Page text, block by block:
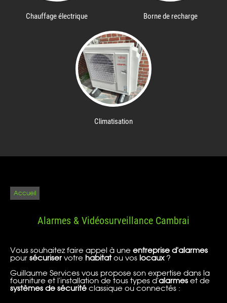
Chauffage électrique Borne de recharge
Climatisation
Accueil
Alarmes & Vidéosurveillance Cambrai
Vous souhaitez faire appel à une entreprise d'alarmes
pour sécuriser votre habitatou vos locaux?
Guillaume Services vous propose son expertise dans la
fourniture et l'installation de tous types d'alarmes et de
systèmes de sécurité classique ou connectés :